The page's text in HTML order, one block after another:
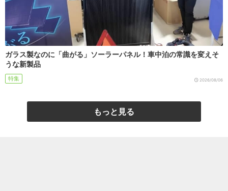
ガラス製なのに「曲がる」ソーラーパネル！車中泊の常識を変えそ
うな新製品
特集 2026/08/06
もっと見る